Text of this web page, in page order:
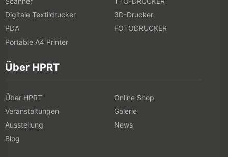
Digitale Textildrucker
3D-Drucker
PDA
FOTODRUCKER
Portable A4 Printer
Über HPRT
Über HPRT
Online Shop
Veranstaltungen
Galerie
Ausstellung
News
Blog